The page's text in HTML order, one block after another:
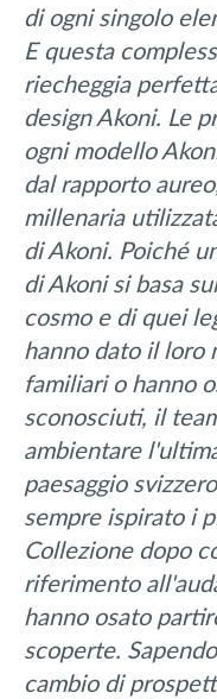
di ogni singolo
E questa
riecheggia
design Akoni. Le
ogni modello
dal rapporto
millenaria
di Akoni. Poiché
di Akoni si basa
cosmo e di quei
hanno dato il loro
familiari o hanno
sconosciuti, il
ambientare
paesaggio
sempre ispirato i
Collezione dopo
riferimento
hanno osato
scoperte.
cambio di